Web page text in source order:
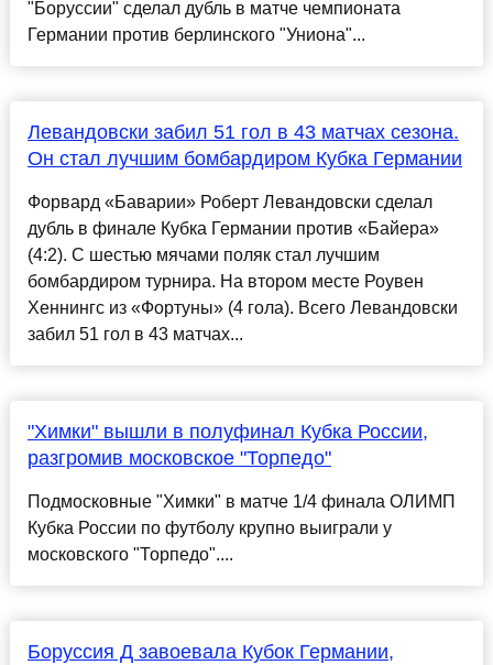
"Боруссии" сделал дубль в матче чемпионата
Германии против берлинского "Униона"...
Левандовски забил 51 гол в 43 матчах сезона.
Он стал лучшим бомбардиром Кубка Германии
Форвард «Баварии» Роберт Левандовски сделал
дубль в финале Кубка Германии против «Байера»
(4:2). С шестью мячами поляк стал лучшим
бомбардиром турнира. На втором месте Роувен
Хеннингс из «Фортуны» (4 гола). Всего Левандовски
забил 51 гол в 43 матчах...
"Химки" вышли в полуфинал Кубка России,
разгромив московское "Торпедо"
Подмосковные "Химки" в матче 1/4 финала ОЛИМП
Кубка России по футболу крупно выиграли у
московского "Торпедо"....
Боруссия Д завоевала Кубок Германии,